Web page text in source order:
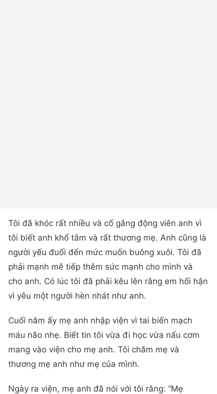
Tôi đã khóc rất nhiều và cố gắng động viên anh vì
tôi biết anh khổ tâm và rất thương mẹ. Anh cũng là
người yếu đuối đến mức muốn buông xuôi. Tôi đã
phải mạnh mẽ tiếp thêm sức mạnh cho mình và
cho anh. Có lúc tôi đã phải kêu lên rằng em hối hận
vì yêu một người hèn nhát như anh.
Cuối năm ấy mẹ anh nhập viện vì tai biến mạch
máu não nhẹ. Biết tin tôi vừa đi học vừa nấu cơm
mang vào viện cho mẹ anh. Tôi chăm mẹ và
thương mẹ anh như mẹ của mình.
Ngày ra viện, mẹ anh đã nói với tôi rằng: “Mẹ